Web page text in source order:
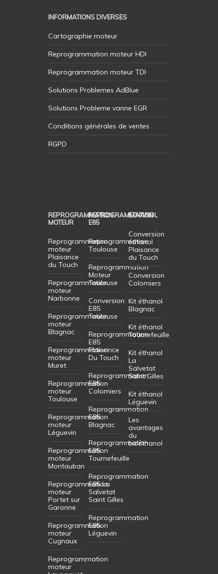
INFORMATIONS DIVERSES
Cartographie moteur
Reprogrammation moteur HDI
Reprogrammation moteur TDI
Solutions Problemes AdBlue
Solutions Probleme vanne EGR
Conditions générales de ventes
RGPD
REPROGRAMMATION
MOTEUR
Reprogrammation
moteur
Plaisance
du Touch
Reprogrammation
moteur
Narbonne
Reprogrammation
moteur
Blagnac
Reprogrammation
moteur
Muret
Reprogrammation
moteur
Toulouse
Reprogrammation
moteur
Léguevin
Reprogrammation
moteur
Montauban
Reprogrammation
moteur
Portet sur
Garonne
Reprogrammation
moteur
Cugnaux
Reprogrammation
moteur
REPROGRAMMATION
E85
Reprogrammation
Toulouse
Reprogrammation
Moteur
Toulouse
Conversion
E85
Toulouse
Reprogrammation
E85
Plaisance
Du Touch
Reprogrammation
E85
Colomiers
Reprogrammation
E85
Blagnac
Reprogrammation
E85
Tournefeuille
Reprogrammation
E85 La
Salvetat
Saint Gilles
Reprogrammation
E85
Léguevin
ETHANOL
Conversion
éthanol
Plaisance
du Touch
Conversion
Colomiers
Kit éthanol
Blagnac
Kit éthanol
Tournefeuille
Kit éthanol
La
Salvetat
Saint Gilles
Kit éthanol
Léguevin
Les
avantages
du
bioéthanol